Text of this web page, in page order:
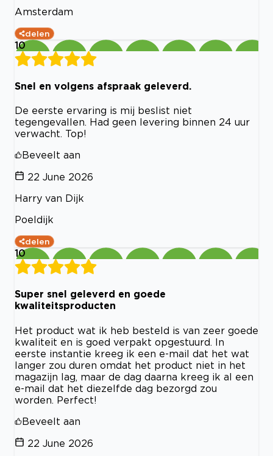
Amsterdam
delen
10
Snel en volgens afspraak geleverd.
De eerste ervaring is mij beslist niet
tegengevallen. Had geen levering binnen 24 uur
verwacht. Top!
Beveelt aan
22 June 2026
Harry van Dijk
Poeldijk
delen
10
Super snel geleverd en goede
kwaliteitsproducten
Het product wat ik heb besteld is van zeer goede
kwaliteit en is goed verpakt opgestuurd. In
eerste instantie kreeg ik een e-mail dat het wat
langer zou duren omdat het product niet in het
magazijn lag, maar de dag daarna kreeg ik al een
e-mail dat het diezelfde dag bezorgd zou
worden. Perfect!
Beveelt aan
22 June 2026